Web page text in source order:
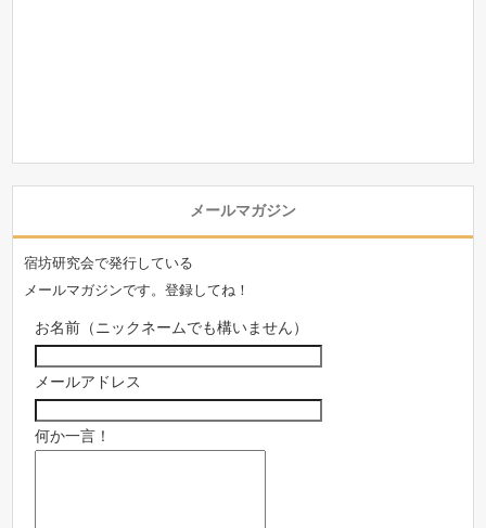
メールマガジン
宿坊研究会で発行している
メールマガジンです。登録してね！
お名前（ニックネームでも構いません）
メールアドレス
何か一言！